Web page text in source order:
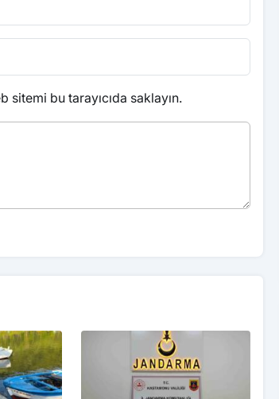
sitemi bu tarayıcıda saklayın.